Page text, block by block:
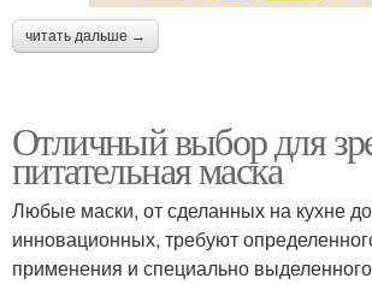
читать дальше →
Отличный выбор для
питательная маска
Любые маски, от сделанных на кухне
инновационных, требуют
применения и специально